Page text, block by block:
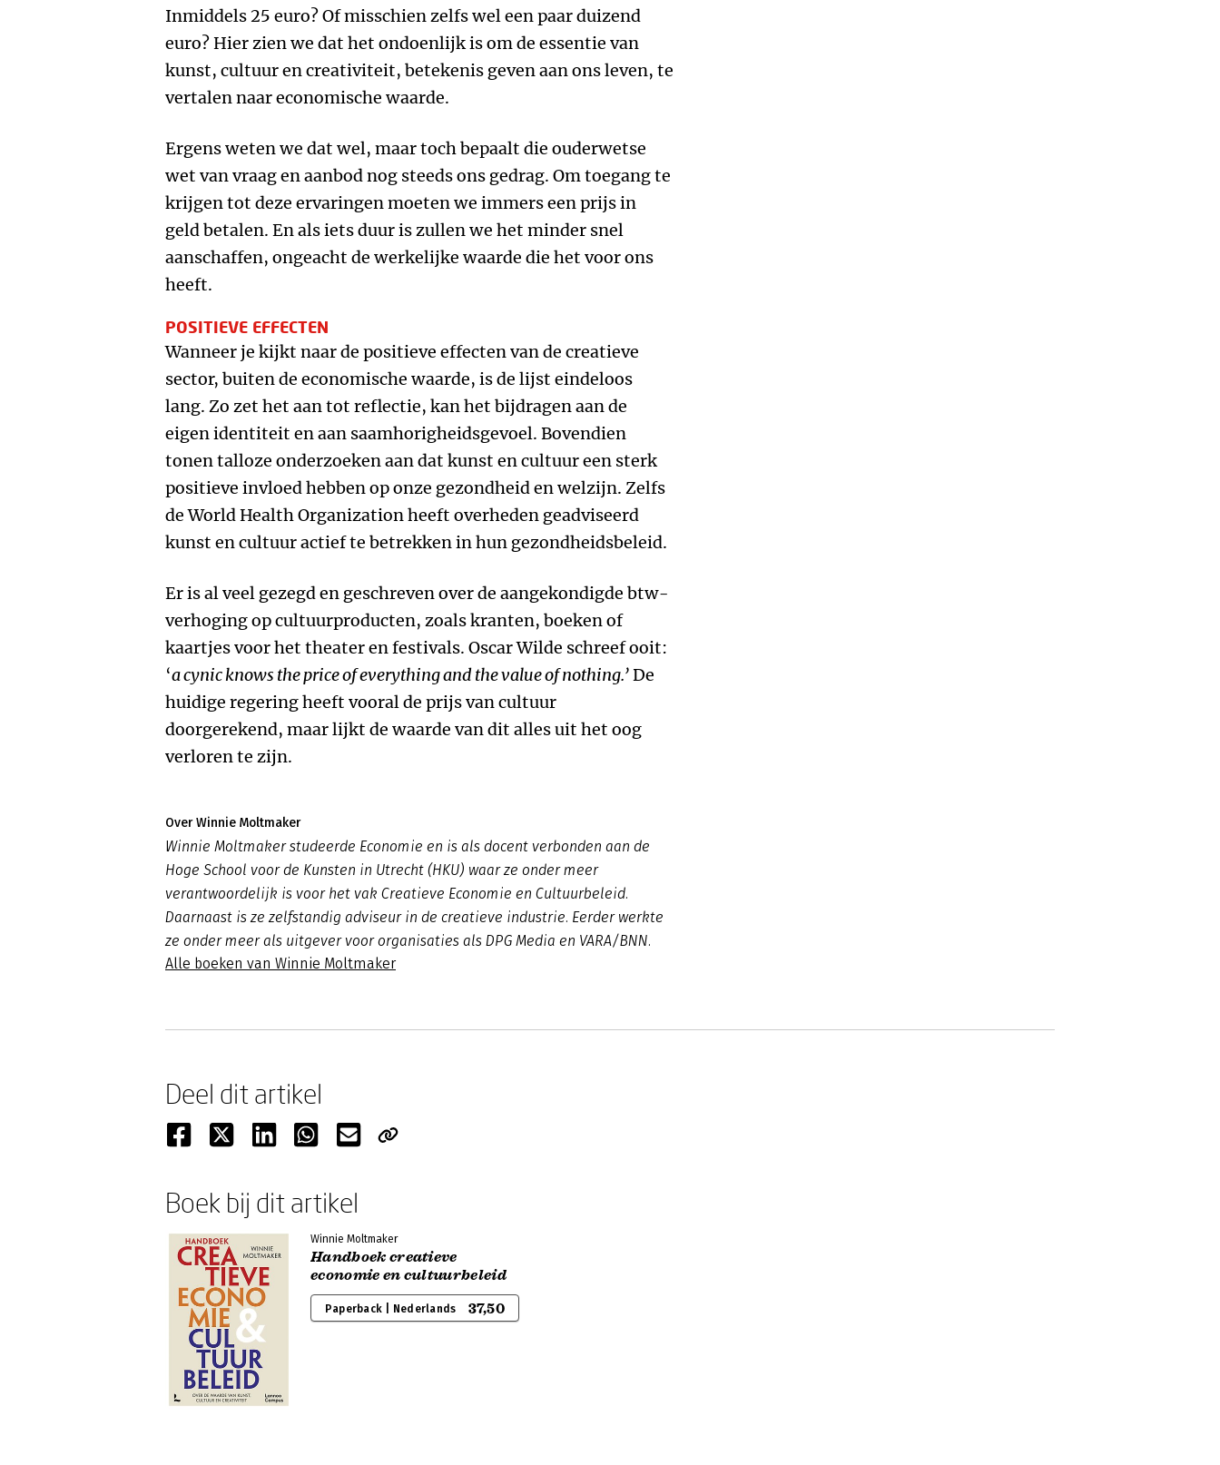
Inmiddels 25 euro? Of misschien zelfs wel een paar duizend
euro? Hier zien we dat het ondoenlijk is om de essentie van
kunst, cultuur en creativiteit, betekenis geven aan ons leven, te
vertalen naar economische waarde.
Ergens weten we dat wel, maar toch bepaalt die ouderwetse
wet van vraag en aanbod nog steeds ons gedrag. Om toegang te
krijgen tot deze ervaringen moeten we immers een prijs in
geld betalen. En als iets duur is zullen we het minder snel
aanschaffen, ongeacht de werkelijke waarde die het voor ons
heeft.
POSITIEVE EFFECTEN
Wanneer je kijkt naar de positieve effecten van de creatieve
sector, buiten de economische waarde, is de lijst eindeloos
lang. Zo zet het aan tot reflectie, kan het bijdragen aan de
eigen identiteit en aan saamhorigheidsgevoel. Bovendien
tonen talloze onderzoeken aan dat kunst en cultuur een sterk
positieve invloed hebben op onze gezondheid en welzijn. Zelfs
de World Health Organization heeft overheden geadviseerd
kunst en cultuur actief te betrekken in hun gezondheidsbeleid.
Er is al veel gezegd en geschreven over de aangekondigde btw-
verhoging op cultuurproducten, zoals kranten, boeken of
kaartjes voor het theater en festivals. Oscar Wilde schreef ooit:
‘a cynic knows the price of everything and the value of nothing.’De
huidige regering heeft vooral de prijs van cultuur
doorgerekend, maar lijkt de waarde van dit alles uit het oog
verloren te zijn.
Over Winnie Moltmaker
Winnie Moltmaker studeerde Economie en is als docent verbonden aan de
Hoge School voor de Kunsten in Utrecht (HKU) waar ze onder meer
verantwoordelijk is voor het vak Creatieve Economie en Cultuurbeleid.
Daarnaast is ze zelfstandig adviseur in de creatieve industrie. Eerder werkte
ze onder meer als uitgever voor organisaties als DPG Media en VARA/BNN.
Alle boeken van Winnie Moltmaker
Deel dit artikel
Boek bij dit artikel
Winnie Moltmaker
Handboek creatieve
economie en cultuurbeleid
Paperback | Nederlands 37,50